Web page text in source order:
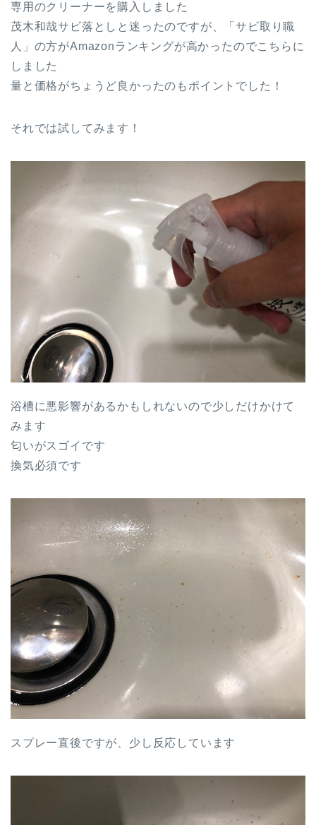
専用のクリーナーを購入しました
茂木和哉サビ落としと迷ったのですが、
「サビ取り職
人」の方がAmazonランキングが高かったのでこちらに
しました
量と価格がちょうど良かったのもポイントでした！
それでは試してみます！
浴槽に悪影響があるかもしれないので少しだけかけて
みます
匂いがスゴイです
換気必須です
スプレー直後ですが、少し反応しています